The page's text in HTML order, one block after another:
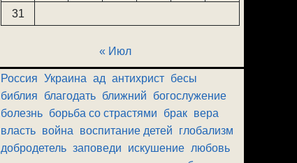
31
« Июл
Россия Украина ад антихрист бесы
библия
благодать ближний
богослужение
болезнь борьба со страстями брак вера
власть война воспитание детей
глобализм
добродетель заповеди искушение любовь